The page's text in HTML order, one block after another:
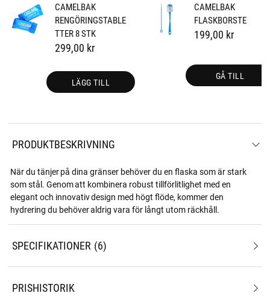
CAMELBAK
RENGÖRINGSTABLE
TTER 8 STK
299,00 kr
LÄGG TILL
CAMELBAK
FLASKBORSTE
199,00 kr
GÅ TILL
PRODUKTBESKRIVNING
När du tänjer på dina gränser behöver du en flaska som är stark
som stål. Genom att kombinera robust tillförlitlighet med en
elegant och innovativ design med högt flöde, kommer den
hydrering du behöver aldrig vara för långt utom räckhåll.
SPECIFIKATIONER 6
PRISHISTORIK